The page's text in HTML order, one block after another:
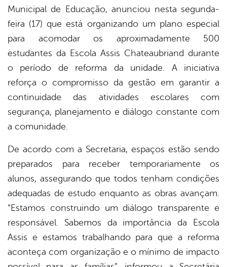
Municipal de Educação, anunciou nesta segunda-
feira (17) que está organizando um plano especial
para acomodar os aproximadamente 500
estudantes da Escola Assis Chateaubriand durante
o período de reforma da unidade. A iniciativa
reforça o compromisso da gestão em garantir a
continuidade das atividades escolares com
segurança, planejamento e diálogo constante com
a comunidade.
De acordo com a Secretaria, espaços estão sendo
preparados para receber temporariamente os
alunos, assegurando que todos tenham condições
adequadas de estudo enquanto as obras avançam.
“Estamos construindo um diálogo transparente e
responsável. Sabemos da importância da Escola
Assis e estamos trabalhando para que a reforma
aconteça com organização e o mínimo de impacto